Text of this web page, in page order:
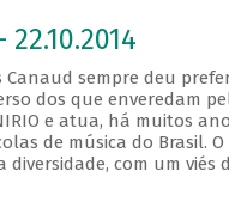
Canaud sempre deu
dos que enveredam
e atua, há muitos
de música do
diversidade, com um viés